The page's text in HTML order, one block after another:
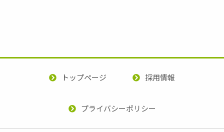
トップページ 採用情報
プライバシーポリシー